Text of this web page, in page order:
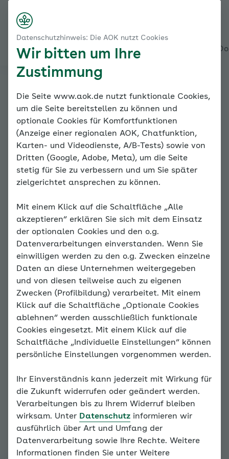
Alles über den Coach Mein Coach Meine
Von der Blutdruckmessung zur Diagnose
Wie wird Bluthochdruck diagnostiziert?
Wie wird eine Langzeitmessung durchgeführt?
Online-Coach
Bluthochdruck
Wie wird Bluthochdruck
diagnostiziert?
Wie wird eine
Langzeitmessung
durchgeführt?
Wenn bei Ihnen eine
Langzeitblutdruckmessung geplant
ist, so sollten Sie dafür einen
normalen Arbeitstag wählen
beziehungsweise einen Tag mit
Insbesondere bei stressbedingten
Hochdruckformen sind die
Blutdruckwerte an Werktagen oft
deutlich höher als während eines
ruhigen Wochenendes.
Im folgenden Film sehen Sie, wie bei
Datenschutzhinweis: Die AOK nutzt Cookies
Wir bitten um Ihre
Zustimmung
Die Seite www.aok.de nutzt funktionale Cookies,
um die Seite bereitstellen zu können und
optionale Cookies für Komfortfunktionen
(Anzeige einer regionalen AOK, Chatfunktion,
Karten- und Videodienste, A/B-Tests) sowie von
Dritten (Google, Adobe, Meta), um die Seite
stetig für Sie zu verbessern und um Sie später
zielgerichtet ansprechen zu können.
Mit einem Klick auf die Schaltfläche „Alle
akzeptieren“ erklären Sie sich mit dem Einsatz
der optionalen Cookies und den o.g.
Datenverarbeitungen einverstanden. Wenn Sie
einwilligen werden zu den o.g. Zwecken einzelne
Daten an diese Unternehmen weitergegeben
und von diesen teilweise auch zu eigenen
Zwecken (Profilbildung) verarbeitet. Mit einem
Klick auf die Schaltfläche „Optionale Cookies
ablehnen“ werden ausschließlich funktionale
Cookies eingesetzt. Mit einem Klick auf die
Schaltfläche „Individuelle Einstellungen“ können
persönliche Einstellungen vorgenommen werden.
Ihr Einverständnis kann jederzeit mit Wirkung für
die Zukunft widerrufen oder geändert werden.
Verarbeitungen bis zu Ihrem Widerruf bleiben
wirksam. Unter Datenschutz informieren wir
ausführlich über Art und Umfang der
Datenverarbeitung sowie Ihre Rechte. Weitere
Informationen finden Sie unter Weitere